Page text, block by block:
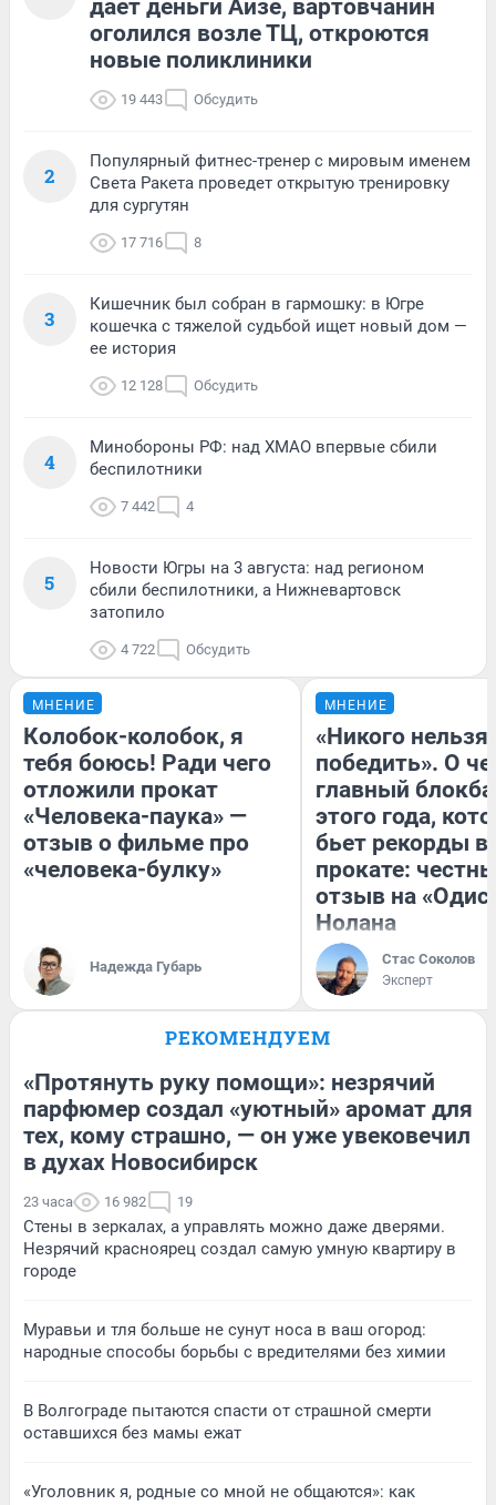
дает деньги Айзе, вартовчанин
оголился возле ТЦ, откроются
новые поликлиники
19 443 Обсудить
2
Популярный фитнес-тренер с мировым именем
Света Ракета проведет открытую тренировку
для сургутян
17 716 8
3
Кишечник был собран в гармошку: в Югре
кошечка с тяжелой судьбой ищет новый дом —
ее история
12 128 Обсудить
4
Минобороны РФ: над ХМАО впервые сбили
беспилотники
7 442 4
5
Новости Югры на 3 августа: над регионом
сбили беспилотники, а Нижневартовск
затопило
4 722 Обсудить
МНЕНИЕ
Колобок-колобок, я
тебя боюсь! Ради чего
отложили прокат
«Человека-паука» —
отзыв о фильме про
«человека-булку»
Надежда Губарь
МНЕНИЕ
«Никого нельзя
победить». О
главный
этого года,
бьет рекорды в
прокате:
отзыв на
Нолана
Стас Соколов
Эксперт
РЕКОМЕНДУЕМ
«Протянуть руку помощи»: незрячий
парфюмер создал «уютный» аромат для
тех, кому страшно, — он уже увековечил
в духах Новосибирск
23 часа 16 982 19
Стены в зеркалах, а управлять можно даже дверями.
Незрячий красноярец создал самую умную квартиру в
городе
Муравьи и тля больше не сунут носа в ваш огород:
народные способы борьбы с вредителями без химии
В Волгограде пытаются спасти от страшной смерти
оставшихся без мамы ежат
«Уголовник я, родные со мной не общаются»: как